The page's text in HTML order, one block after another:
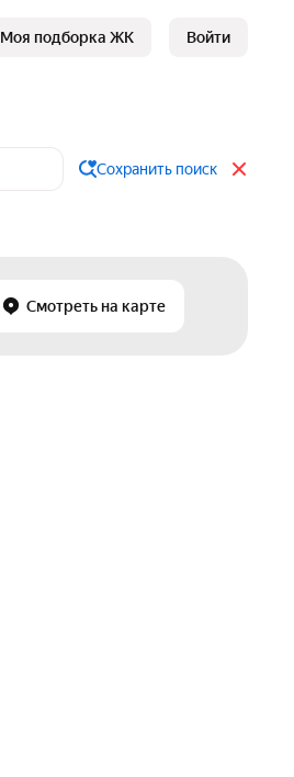
Моя подборка ЖК Войти
Сохранить поиск
Смотреть на карте